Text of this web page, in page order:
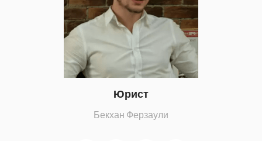
Юрист
Бекхан Ферзаули